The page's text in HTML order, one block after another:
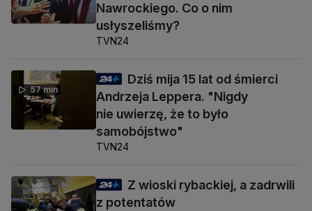
Nawrockiego. Co o nim
usłyszeliśmy?
TVN24
57 min
Dziś mija 15 lat od śmierci
Andrzeja Leppera. "Nigdy
nie uwierzę, że to było
samobójstwo"
TVN24
Z wioski rybackiej, a zadrwili
z potentatów